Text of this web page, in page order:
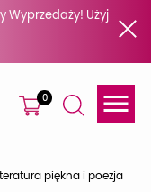
Wyprzedaży! Użyj

0
piękna i poezja